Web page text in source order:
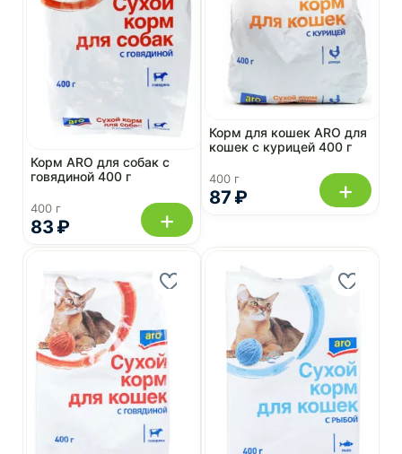
83 ₽
Корм ARO для собак с
говядиной 400 г
400 г +
87 ₽
Корм для кошек ARO для
кошек с курицей 400 г
400 г +